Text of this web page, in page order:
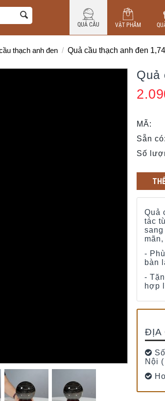
QUẢ CẦU VẬT PHẨM
thạch anh đen / Quả cầu thạch anh đen
Quả
MÃ:
Sẵn có:
Số
Quả
tác
-
bàn
-
hợp
ĐỊA
Nội